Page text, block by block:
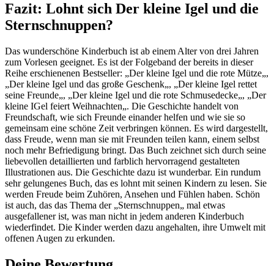
Fazit: Lohnt sich Der kleine Igel und die
Sternschnuppen?
Das wunderschöne Kinderbuch ist ab einem Alter von drei Jahren
zum Vorlesen geeignet. Es ist der Folgeband der bereits in dieser
Reihe erschienenen Bestseller: „Der kleine Igel und die rote Mütze„,
„Der kleine Igel und das große Geschenk„, „Der kleine Igel rettet
seine Freunde„, „Der kleine Igel und die rote Schmusedecke„, „Der
kleine IGel feiert Weihnachten„. Die Geschichte handelt von
Freundschaft, wie sich Freunde einander helfen und wie sie so
gemeinsam eine schöne Zeit verbringen können. Es wird dargestellt,
dass Freude, wenn man sie mit Freunden teilen kann, einem selbst
noch mehr Befriedigung bringt. Das Buch zeichnet sich durch seine
liebevollen detaillierten und farblich hervorragend gestalteten
Illustrationen aus. Die Geschichte dazu ist wunderbar. Ein rundum
sehr gelungenes Buch, das es lohnt mit seinen Kindern zu lesen. Sie
werden Freude beim Zuhören, Ansehen und Fühlen haben. Schön
ist auch, das das Thema der „Sternschnuppen„ mal etwas
ausgefallener ist, was man nicht in jedem anderen Kinderbuch
wiederfindet. Die Kinder werden dazu angehalten, ihre Umwelt mit
offenen Augen zu erkunden.